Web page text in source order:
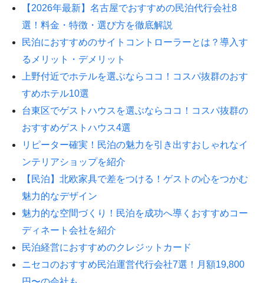
【2026年最新】名古屋でおすすめの民泊代行会社8
選！料金・特徴・選び方を徹底解説
民泊におすすめのサイトコントローラーとは？導入す
るメリット・デメリット
上野付近でホテルを選ぶならココ！コスパ抜群のおす
すめホテル10選
台東区でゲストハウスを選ぶならココ！コスパ抜群の
おすすめゲストハウス4選
リピーター確実！民泊の魅力を引き出すおしゃれなイ
ンテリアショップを紹介
【民泊】北欧家具で差をつける！ゲストの心をつかむ
魅力的なデザイン
魅力的な空間づくり！民泊を成功へ導くおすすめコー
ディネート会社を紹介
民泊経営におすすめのクレジットカード
ニセコのおすすめ民泊運営代行会社7選！月額19,800